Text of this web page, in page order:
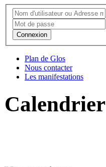
Connexion
Plan de Glos
Nous contacter
Les manifestations
Calendrier